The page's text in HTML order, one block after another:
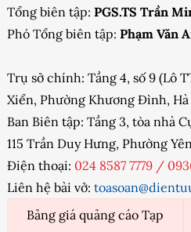
Tổng biên tập: PGS.TS Trần
Phó Tổng biên tập: Phạm Văn
Trụ sở chính: Tầng 4, số 9 (Lô
Xiển, Phường Khương Đình, Hà
Ban Biên tập: Tầng 3, tòa nhà
115 Trần Duy Hưng, Phường
Điện thoại: 024 8587 7779 /
Liên hệ bài vở:
Bảng giá quảng cáo Tạp